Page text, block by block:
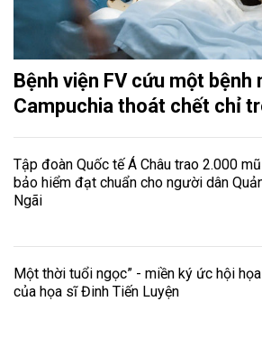
Bệnh viện FV cứu một bệnh
Campuchia thoát chết chỉ
Tập đoàn Quốc tế Á Châu trao 2.000 mũ
bảo hiểm đạt chuẩn cho người dân
Ngãi
Một thời tuổi ngọc” - miền ký ức hội họa
của họa sĩ Đinh Tiến Luyện